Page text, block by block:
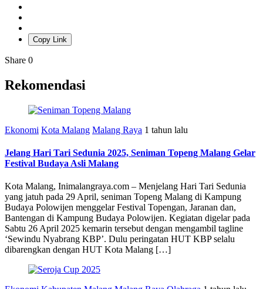
Copy Link
Share 0
Rekomendasi
Ekonomi Kota Malang Malang Raya 1 tahun lalu
Jelang Hari Tari Sedunia 2025, Seniman Topeng Malang Gelar
Festival Budaya Asli Malang
Kota Malang, Inimalangraya.com – Menjelang Hari Tari Sedunia
yang jatuh pada 29 April, seniman Topeng Malang di Kampung
Budaya Polowijen menggelar Festival Topengan, Jaranan dan,
Bantengan di Kampung Budaya Polowijen. Kegiatan digelar pada
Sabtu 26 April 2025 kemarin tersebut dengan mengambil tagline
‘Sewindu Nyabrang KBP’. Dulu peringatan HUT KBP selalu
dibarengkan dengan HUT Kota Malang […]